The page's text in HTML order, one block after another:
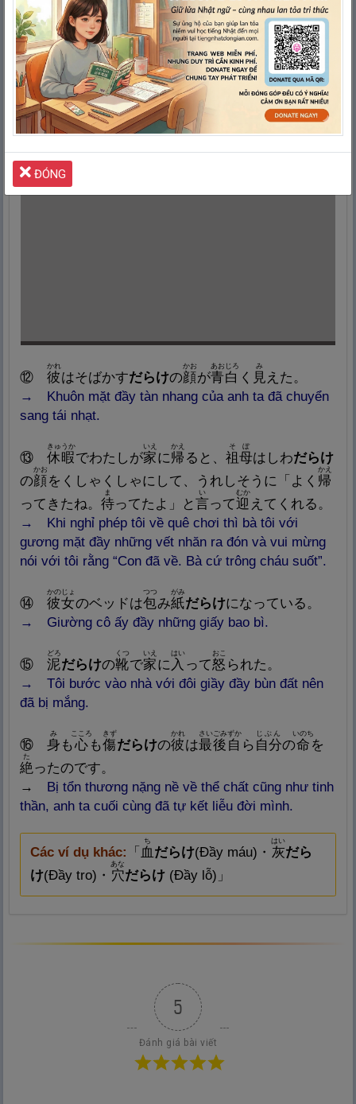
Nghĩa: Bên kia, kẻ khác, đối
phương
Nghĩa: Khoảng, ở giữa, bên
Nghĩa: Văn vẻ, văn chương, vẻ
sáng
Nghĩa: Ngôi nhà
帰
かえ
して、いちいち 直
sửa chữa
なお
してやりました。
→ Côấy mang các bài tập làm văn đầy lỗi của học
sinh về nhà và sửa từng chút một.
Quảng cáo giúp Tiếng Nhật Đơn Giản duy trì Website
LUÔN MIỄN PHÍ
Xin lỗi vì đã làm phiền mọi người!
⑫ 彼
Nghĩa: Bên kia, kẻ khác, đối
かれ
はそばかすだらけの顔
かお
が青白
あおじろ
く 見
み
えた。
→ Khuôn mặt đầy tàn nhang của anh ta đã chuyển
sang tái nhạt.
⑬ 休暇
きゅうか
でわたしが家
Nghĩa: Ngôi nhà
いえ
に帰
かえ
ると、 祖
Nghĩa: Tổ tiên, người sáng lập
ra
母
そぼ
はしわだらけ
の顔
かお
をくしゃくしゃにして、うれしそうに「よく 帰
かえ
ってきたね。 待
ま
ってたよ」と 言
い
って迎
むか
えてくれる。
→ Khi nghỉphép tôi về quê chơi thì bà tôi với
gương mặt đầy những vết nhăn ra đón và vui mừng
nói với tôi rằng “Con đã về. Bà cứ trông cháu suốt”.
⑭ 彼女
かのじょ
のベッドは包
つつ
み紙
がみ
だらけになっている。
→ Giường cô ấy đầy những giấy bao bì.
⑮ 泥
どろ
だらけの靴
くつ
で家
いえ
に 入
はい
って怒
おこ
られた。
→ Tôi bước vào nhà với đôi giầy đầy bùn đất nên
đã bị mắng.
⑯ 身
み
も心
こころ
も傷
きず
だらけの彼
かれ
は最後 自
さいごみずか
ら 自分
じぶん
の命
いのち
を
絶
Nghĩa: Tuyệt giao, cắt đứt, chia
た
ったのです。
→ Bị tổn thương nặng nề về thể chất cũng như tinh
thần, anh ta cuối cùng đã tự kết liễu đời mình.
Các ví dụ khác: 「 血
ち
だらけ(Đầy máu) ・ 灰
はい
だら
け(Đầy tro) ・ 穴
あな
だらけ (Đầy lỗ) 」
5
Đánh giá bài viết
ĐÓNG